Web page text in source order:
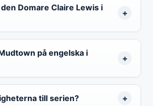
Domare Claire Lewis i
på engelska i
till serien?